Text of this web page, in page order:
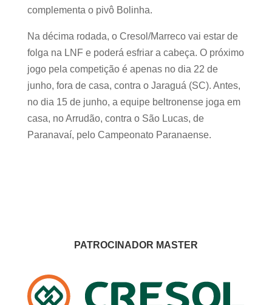
complementa o pivô Bolinha.
Na décima rodada, o Cresol/Marreco vai estar de
folga na LNF e poderá esfriar a cabeça. O próximo
jogo pela competição é apenas no dia 22 de
junho, fora de casa, contra o Jaraguá (SC). Antes,
no dia 15 de junho, a equipe beltronense joga em
casa, no Arrudão, contra o São Lucas, de
Paranavaí, pelo Campeonato Paranaense.
PATROCINADOR MASTER